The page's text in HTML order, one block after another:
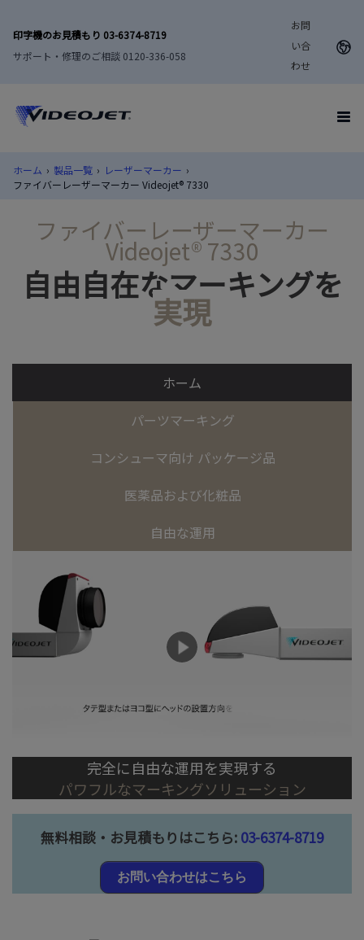
印字機のお見積もり 03-6374-8719
サポート・修理のご相談 0120-336-058
お問
い合
わせ
ホーム › 製品一覧 › レーザーマーカー ›
ファイバーレーザーマーカー Videojet®︎ 7330
ファイバーレーザーマーカー
Videojet®︎ 7330
自由自在なマーキングを
実現
ホーム
パーツマーキング
コンシューマ向け パッケージ品
医薬品および化粧品
自由な運用
完全に自由な運用を実現する
パワフルなマーキングソリューション
無料相談・お見積もりはこちら: 03-6374-8719
お問い合わせはこちら